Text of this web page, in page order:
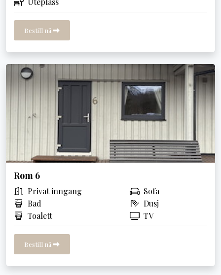
Bestill nå
Rom 6
Privat inngang
Sofa
Bad
Dusj
Toalett
TV
Bestill nå